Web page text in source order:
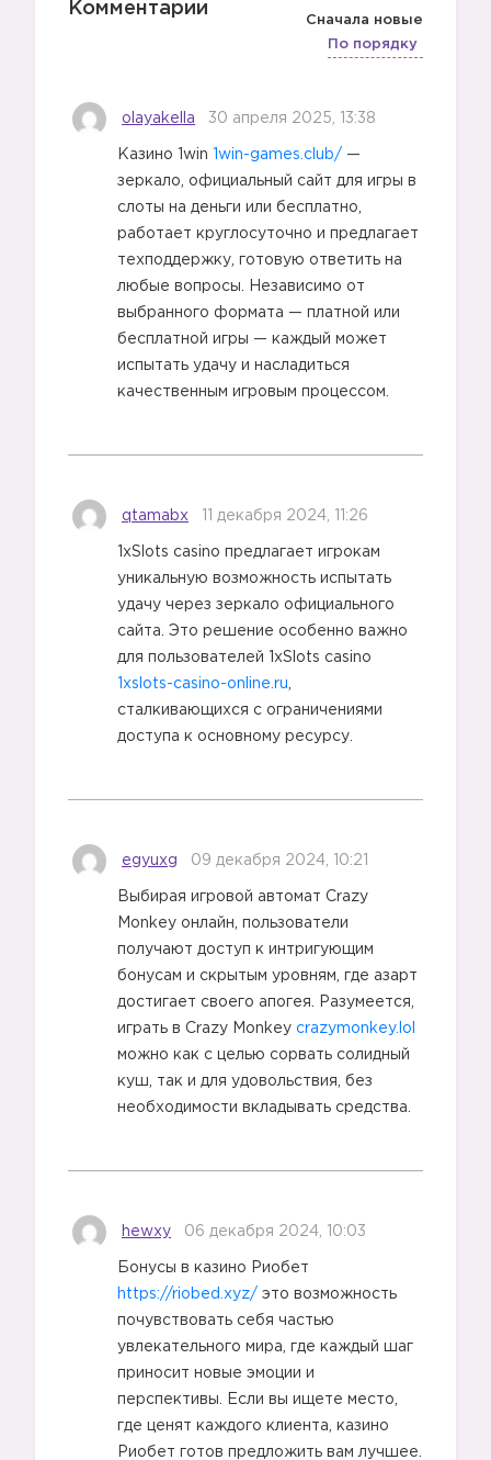
2️⃣
Комментарии
Сначала новые
По порядку
olayakella 30 апреля 2025, 13:38
Казино 1win 1win-games.club/ —
зеркало, официальный сайт для игры в
слоты на деньги или бесплатно,
работает круглосуточно и предлагает
техподдержку, готовую ответить на
любые вопросы. Независимо от
выбранного формата — платной или
бесплатной игры — каждый может
испытать удачу и насладиться
качественным игровым процессом.
qtamabx 11 декабря 2024, 11:26
1xSlots casino предлагает игрокам
уникальную возможность испытать
удачу через зеркало официального
сайта. Это решение особенно важно
для пользователей 1xSlots casino
1xslots-casino-online.ru
сталкивающихся с ограничениями
доступа к основному ресурсу.
egyuxg 09 декабря 2024, 10:21
Выбирая игровой автомат Crazy
Monkey онлайн, пользователи
получают доступ к интригующим
бонусам и скрытым уровням, где азарт
достигает своего апогея. Разумеется,
играть в Crazy Monkey crazymonkey.lol
можно как с целью сорвать солидный
куш, так и для удовольствия, без
необходимости вкладывать средства.
hewxy 06 декабря 2024, 10:03
Бонусы в казино Риобет
https://riobed.xyz/ это возможность
почувствовать себя частью
увлекательного мира, где каждый шаг
приносит новые эмоции и
перспективы. Если вы ищете место,
где ценят каждого клиента, казино
Риобет готов предложить вам лучшее.